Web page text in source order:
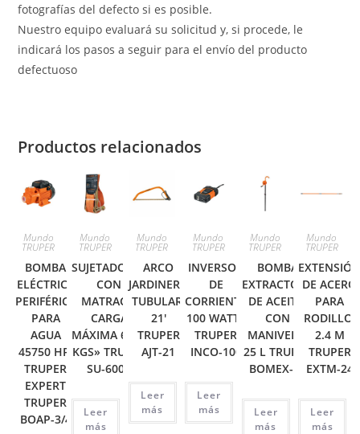
fotografías del defecto si es posible.
Nuestro equipo evaluará su solicitud y, si procede, le
indicará los pasos a seguir para el envío del producto
defectuoso
Productos relacionados
Mundo
TRUPER
BOMBA
ELÉCTRICA
PERIFÉRICA
PARA
AGUA
45750 HP,
TRUPER
EXPERT
TRUPER
BOAP-3/4
Mundo
TRUPER
SUJETADORES
CON
MATRACA,
CARGA
MÁXIMA 6000
KGS» TRUPER
SU-6000
Leer
más
Mundo
TRUPER
ARCO
JARDINERO
TUBULAR,
21′
TRUPER
AJT-21
Leer
más
Mundo
TRUPER
INVERSOR
DE
CORRIENTE
100 WATTS
TRUPER
INCO-100
Leer
más
Mundo
TRUPER
BOMBA
EXTRACTORA
DE ACEITE,
CON
MANIVELA,
25 L TRUPER
BOMEX-25
Leer
más
Mundo
TRUPER
DE ACERO
PARA
RODILLO,
2.4 M
TRUPER
EXTM-24
Leer
más